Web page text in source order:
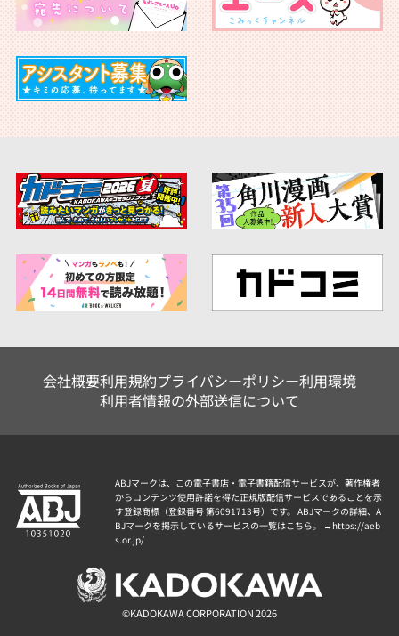
会社概要利用規約プライバシーポリシー利用環境
利用者情報の外部送信について
ABJマークは、この電子書店・電子書籍配信サービスが、著作権者
からコンテンツ使用許諾を得た正規版配信サービスであることを示
す登録商標（登録番号 第6091713号）です。 ABJマークの詳細、A
BJマークを掲示しているサービスの一覧はこちら。 → https://aeb
s.or.jp/
©KADOKAWA CORPORATION 2026